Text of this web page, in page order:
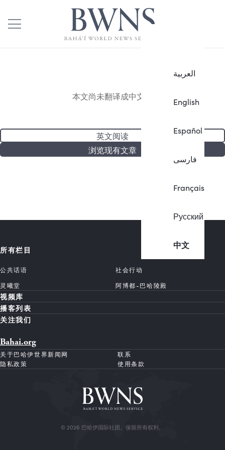
العربية
English
Español
فارسی
Français
Русский
中文
本文尚未翻译成中文。
英文阅读
浏览现有文章
所有栏目
公共话语
社会行动
灵曦堂
阿博都-巴哈陵殿
视频库
播客列表
关注我们
Bahai.org
关于巴哈伊世界新闻网
联系
隐私政策
使用条款
© 2026 巴哈伊国际社团。保留所有权利。